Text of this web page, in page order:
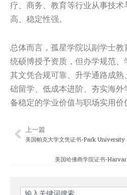
疗、商务、教育等行业从事技
高、稳定性强。
总体而言，孤星学院以副学士
统硕博授予资质，但办学规范、
其文凭合规可靠、升学通路成
础留学、低成本进阶、夯实海
备稳定的学业价值与职场实用价
Prev
上一篇
美国帕克大学文凭证书-Park
美国哈佛商学院证书-
Search